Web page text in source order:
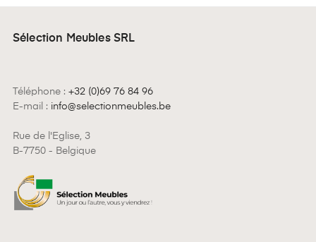
Sélection Meubles SRL
Téléphone : +32 (0)69 76 84 96
E-mail : info@selectionmeubles.be
Rue de l'Eglise, 3
B-7750 - Belgique